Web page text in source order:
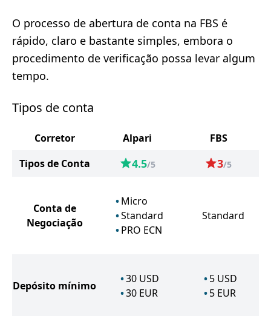
O processo de abertura de conta na FBS é
rápido, claro e bastante simples, embora o
procedimento de verificação possa levar algum
tempo.
Tipos de conta
Corretor Alpari
FBS
Tipos de Conta
4.5/5 3/5
Conta de
Negociação
Micro
Standard
PRO ECN
Standard
Depósito mínimo
30 USD
30 EUR
5 USD
5 EUR